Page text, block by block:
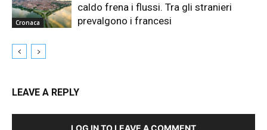
Cronaca
caldo frena i flussi. Tra gli stranieri
prevalgono i francesi
LEAVE A REPLY
LOG IN TO LEAVE A COMMENT